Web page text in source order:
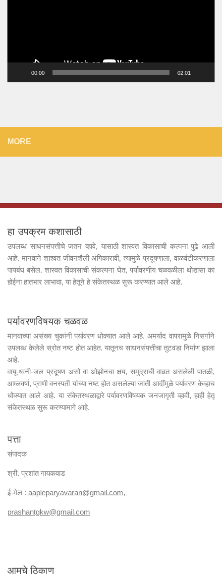
00:00 02:01
MORE
हा उपक्रम कशासाठी
उपलब्ध साधनसंपत्तीचे जतन व्हावे, यासाठी शास्वत विकासाची कल्पना पुढे आली
आहे. मानवाने शाश्वत जीवनशैली अंगिकारावी, त्यामुळे प्रदूषणाला, वाळवंटीकरणाला
पायबंध बसेल. शास्वत विकासाची संकल्पना घेत, पर्यावरणीय चळवळीला थोडासा का
होईना हातभार लाभावा, या हेतूने हे संकेतस्थळ सुरू करण्यात आले आहे.
पर्यावरणविषयक चळवळ
मानवाच्या असंख्य चुकांनी पर्यावरण धोक्यात आले आहे. अमर्याद वापरामुळे निसर्गाने
उपलब्ध केलेले स्रोत नष्ट होत आहेत. यातूनच साधनसंपत्तीचा तुटवडा निर्माण झाला
आहे.
वायू-ध्वनी-जल प्रदूषण असो वा ओझोनचा क्षय, समुद्राची वाढत असलेली पातळी,
आम्लवर्षा, प्राणी वनस्पती यांच्या नष्ट होत असलेल्या जाती आदींमुळे पर्यावरण केव्हाच
धोक्यात आले आहे. या संकेतस्थळाद्वारे पर्यावरणविषयक जनजागृती व्हावी, हाही हेतू
संकेतस्थळ सुरू करण्यामागे आहे.
पत्ता
संपादक
श्री. प्रशांत गायकवाड
ई-मेल : aapleparyavaran@gmail.com,
prashantgkw@gmail.com
आमचे ठिकाण